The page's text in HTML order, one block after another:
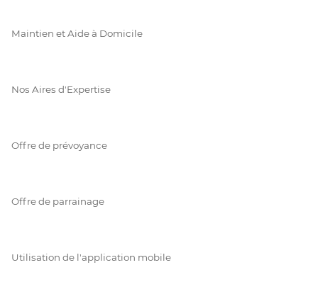
Maintien et Aide à Domicile
Nos Aires d'Expertise
Offre de prévoyance
Offre de parrainage
Utilisation de l'application mobile